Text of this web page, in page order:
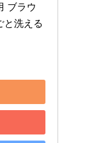
ブラウ
と洗える